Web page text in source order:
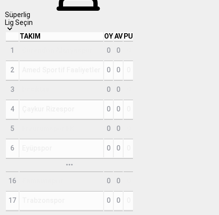
Süperlig
Lig Seçin
TAKIM
OYAV PU
1
0 0
2 0 0
3 0 0
4 0 0
5 0 0
6 0 0
16 0 0
17 0 0